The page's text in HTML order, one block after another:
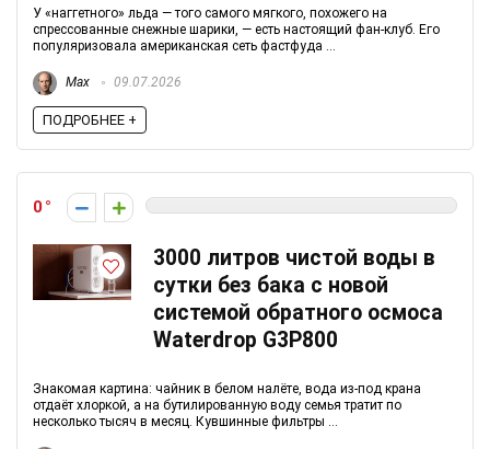
У «наггетного» льда — того самого мягкого, похожего на
спрессованные снежные шарики, — есть настоящий фан-клуб. Его
популяризовала американская сеть фастфуда ...
Max 09.07.2026
ПОДРОБНЕЕ +
0
3000 литров чистой воды в
сутки без бака с новой
системой обратного осмоса
Waterdrop G3P800
Знакомая картина: чайник в белом налёте, вода из-под крана
отдаёт хлоркой, а на бутилированную воду семья тратит по
несколько тысяч в месяц. Кувшинные фильтры ...